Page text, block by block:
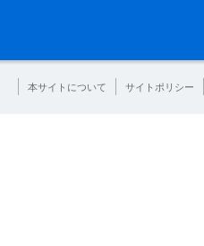
本サイトについて サイトポリシー